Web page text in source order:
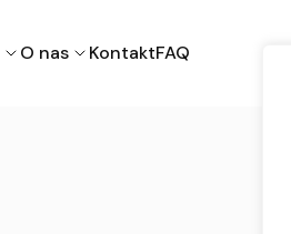
O nas KontaktFAQ